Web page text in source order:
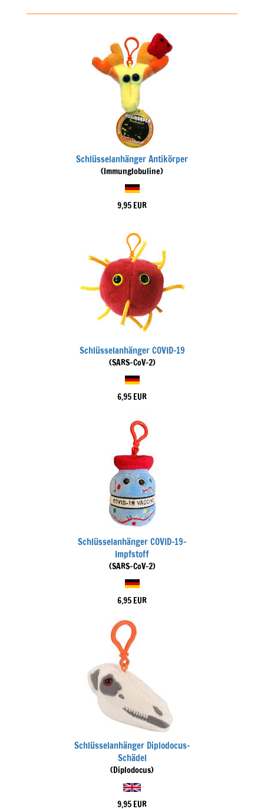
Schlüsselanhänger Antikörper
(Immunglobuline)
9,95 EUR
Schlüsselanhänger COVID-19
(SARS-CoV-2)
6,95 EUR
Schlüsselanhänger COVID-19-
Impfstoff
(SARS-CoV-2)
6,95 EUR
Schlüsselanhänger Diplodocus-
Schädel
(Diplodocus)
9,95 EUR